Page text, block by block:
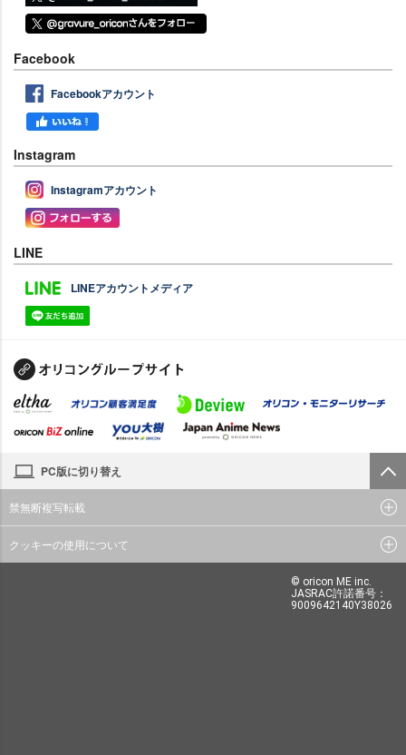
Facebook
Facebookアカウント
Instagram
Instagramアカウント
LINE
LINEアカウントメディア
PC版に切り替え
禁無断複写転載
クッキーの使用について
© oricon ME inc.
JASRAC許諾番号：
9009642140Y38026